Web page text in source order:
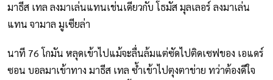
มาธีส เทล ลงมาเล่นแทนเช่นเดียวกับ โธมัส มุลเลอร์ ลงมาเล่น
แทน จามาล มูเซียล่า
นาที 76 โกมัน หลุดเข้าไปแม้จะลื่นล้มแต่ซัดไปติดเซฟของ เอแดร์
ซอน บอลมาเข้าทาง มาธีส เทล ซ้ำเข้าไปตุงตาข่าย ทว่าต้องดีใจ